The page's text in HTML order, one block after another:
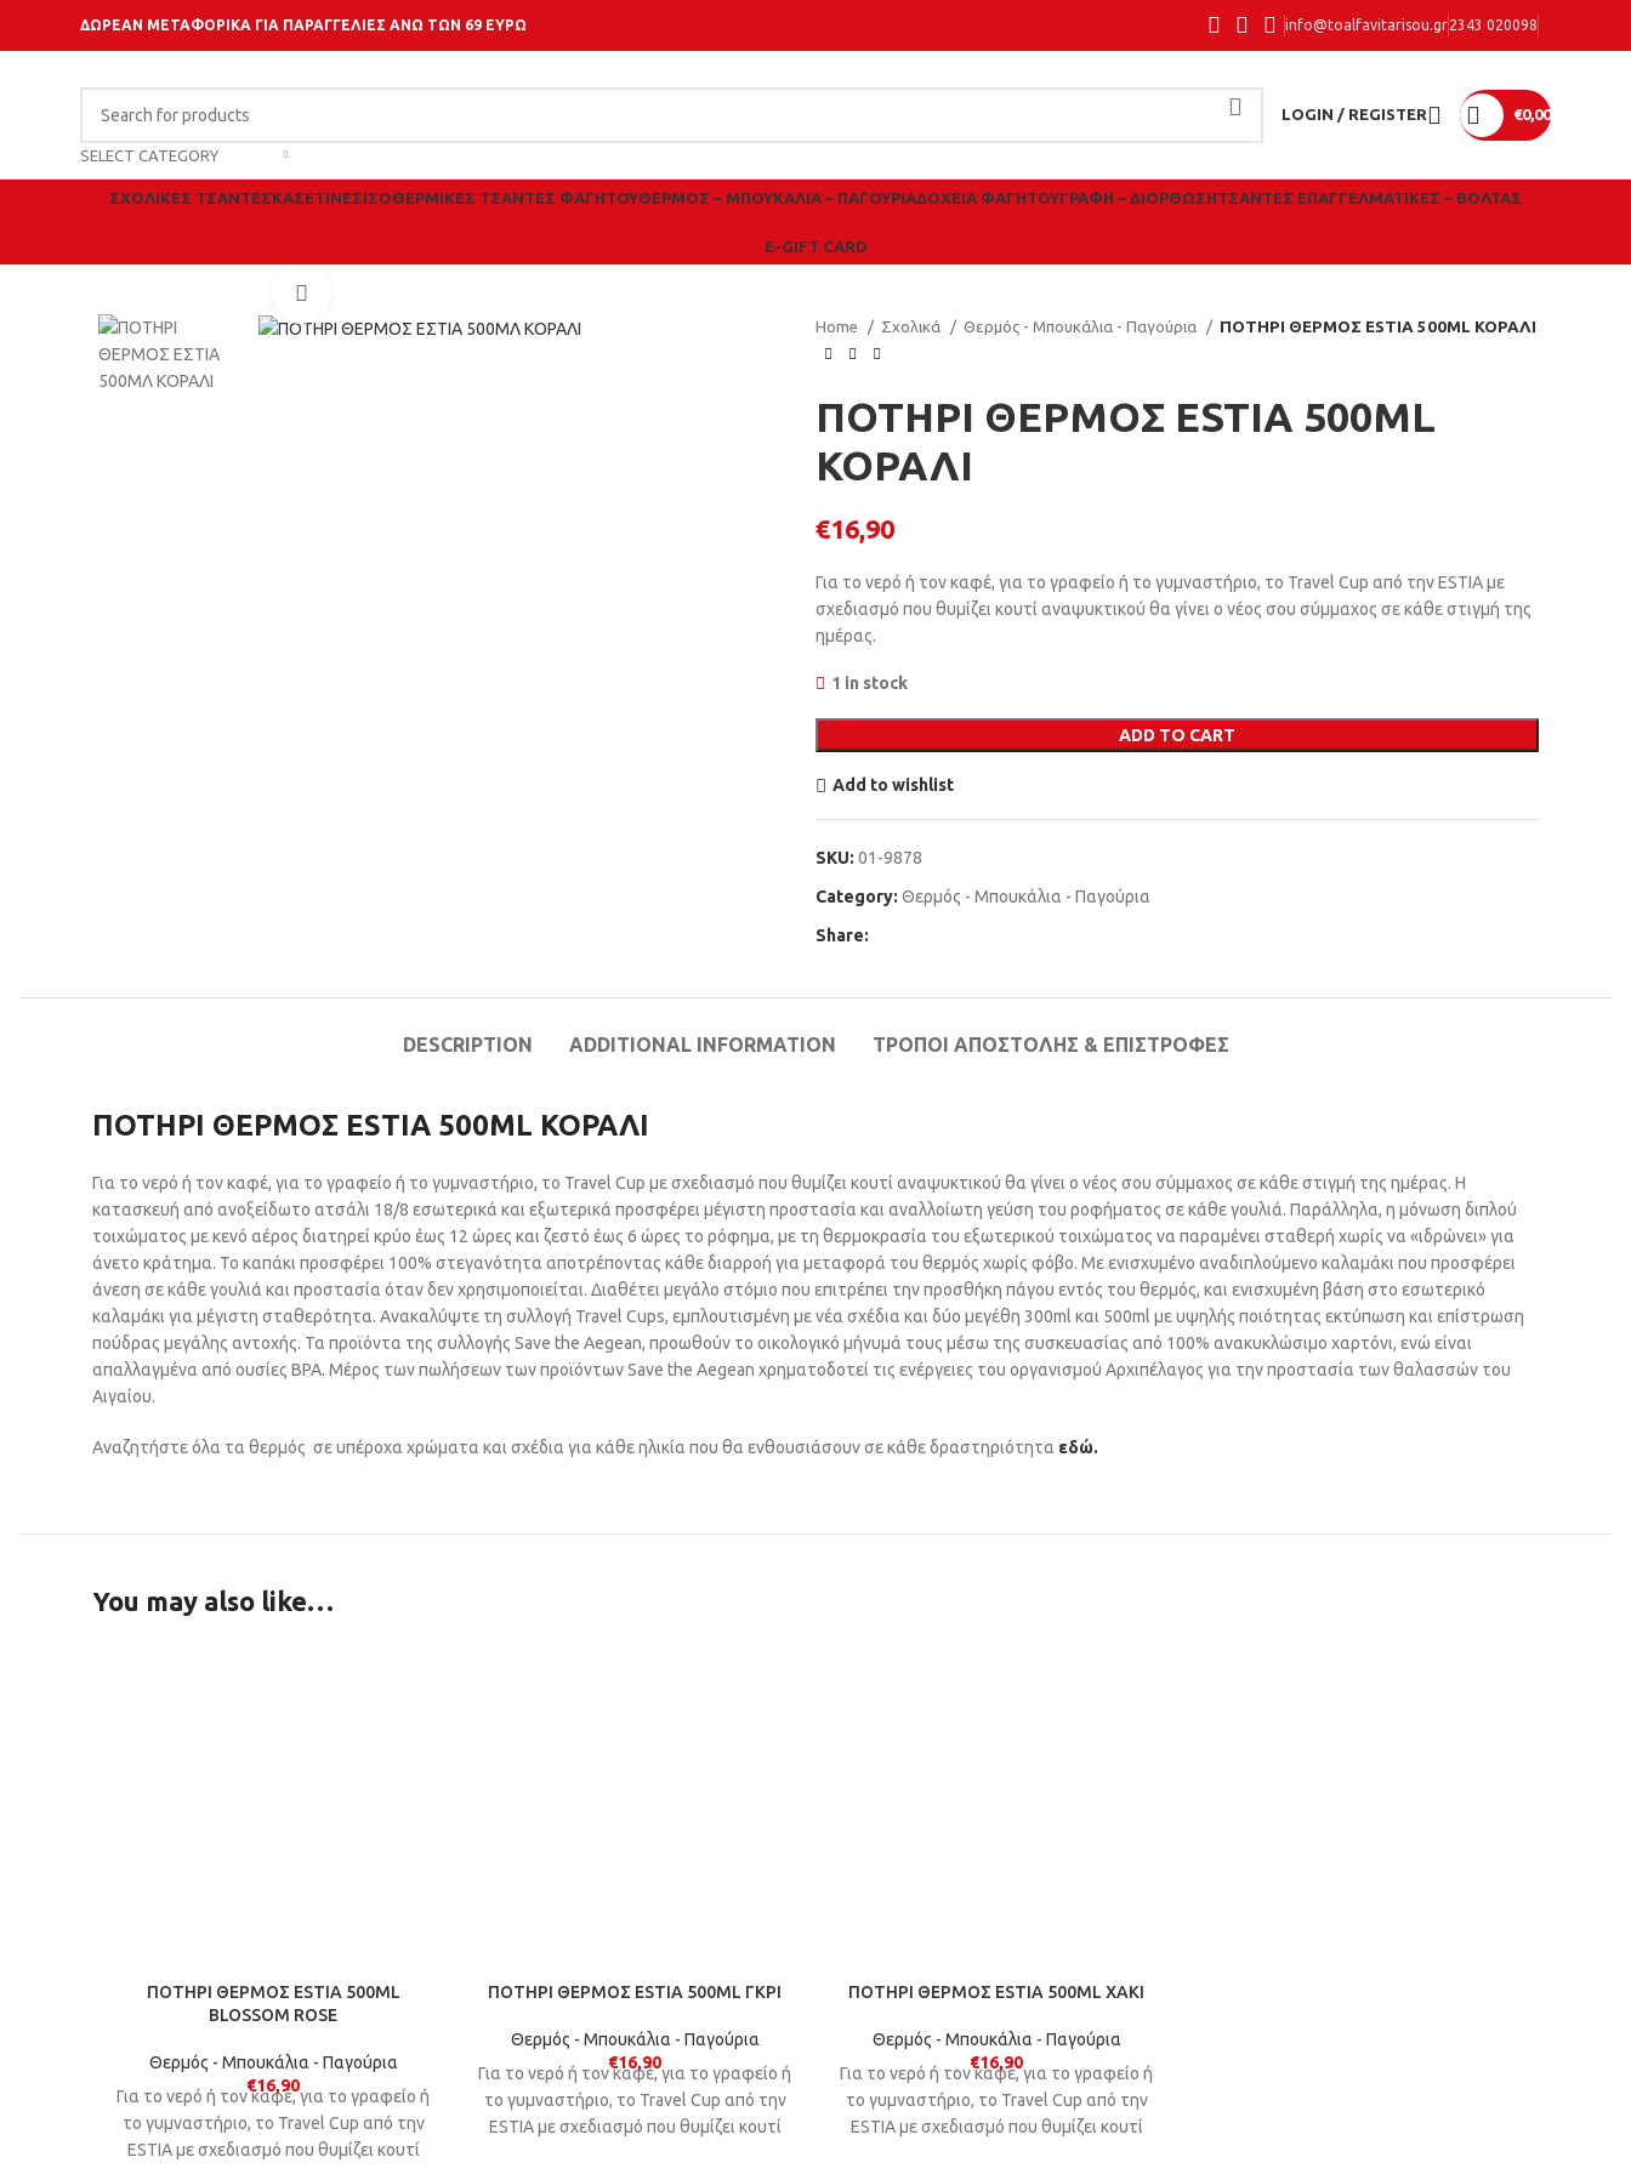
ΔΩΡΕΑΝ ΜΕΤΑΦΟΡΙΚΑ ΓΙΑ ΠΑΡΑΓΓΕΛΙΕΣ ΑΝΩ ΤΩΝ 69 ΕΥΡΩ info@toalfavitarisou.gr2343 020098
SELECT CATEGORY
LOGIN / REGISTER €0,00
ΣΧΟΛΙΚΈΣ ΤΣΆΝΤΕΣΚΑΣΕΤΊΝΕΣΙΣΟΘΕΡΜΙΚΈΣ ΤΣΆΝΤΕΣ ΦΑΓΗΤΟΎΘΕΡΜΌΣ – ΜΠΟΥΚΆΛΙΑ – ΠΑΓΟΎΡΙΑΔΟΧΕΊΑ ΦΑΓΗΤΟΎΓΡΑΦΉ – ΔΙΌΡΘΩΣΗΤΣΆΝΤΕΣ ΕΠΑΓΓΕΛΜΑΤΙΚΈΣ – ΒΌΛΤΑΣ
E-GIFT CARD
Home Σχολικά Θερμός - Μπουκάλια - Παγούρια ΠΟΤΗΡΙ ΘΕΡΜΟΣ ESTIA 500ML ΚΟΡΑΛΙ
ΠΟΤΗΡΙ ΘΕΡΜΟΣ ESTIA 500ML
ΚΟΡΑΛΙ
€16,90
Για το νερό ή τον καφέ, για το γραφείο ή το γυμναστήριο, το Travel Cup από την ΕSTIA με
σχεδιασμό που θυμίζει κουτί αναψυκτικού θα γίνει ο νέος σου σύμμαχος σε κάθε στιγμή της
ημέρας.
1 in stock
ADD TO CART
Add to wishlist
SKU: 01-9878
Category: Θερμός - Μπουκάλια - Παγούρια
Share:
DESCRIPTION ADDITIONAL INFORMATION ΤΡΌΠΟΙ ΑΠΟΣΤΟΛΉΣ & ΕΠΙΣΤΡΟΦΈΣ
ΠΟΤΗΡΙ ΘΕΡΜΟΣ ESTIA 500ML ΚΟΡΑΛΙ
Για το νερό ή τον καφέ, για το γραφείο ή το γυμναστήριο, το Travel Cup με σχεδιασμό που θυμίζει κουτί αναψυκτικού θα γίνει ο νέος σου σύμμαχος σε κάθε στιγμή της ημέρας. Η
κατασκευή από ανοξείδωτο ατσάλι 18/8 εσωτερικά και εξωτερικά προσφέρει μέγιστη προστασία και αναλλοίωτη γεύση του ροφήματος σε κάθε γουλιά. Παράλληλα, η μόνωση διπλού
τοιχώματος με κενό αέρος διατηρεί κρύο έως 12 ώρες και ζεστό έως 6 ώρες το ρόφημα, με τη θερμοκρασία του εξωτερικού τοιχώματος να παραμένει σταθερή χωρίς να «ιδρώνει» για
άνετο κράτημα. Το καπάκι προσφέρει 100% στεγανότητα αποτρέποντας κάθε διαρροή για μεταφορά του θερμός χωρίς φόβο. Με ενισχυμένο αναδιπλούμενο καλαμάκι που προσφέρει
άνεση σε κάθε γουλιά και προστασία όταν δεν χρησιμοποιείται. Διαθέτει μεγάλο στόμιο που επιτρέπει την προσθήκη πάγου εντός του θερμός, και ενισχυμένη βάση στο εσωτερικό
καλαμάκι για μέγιστη σταθερότητα. Ανακαλύψτε τη συλλογή Travel Cups, εμπλουτισμένη με νέα σχέδια και δύο μεγέθη 300ml και 500ml με υψηλής ποιότητας εκτύπωση και επίστρωση
πούδρας μεγάλης αντοχής. Τα προϊόντα της συλλογής Save the Aegean, προωθούν το οικολογικό μήνυμά τους μέσω της συσκευασίας από 100% ανακυκλώσιμο χαρτόνι, ενώ είναι
απαλλαγμένα από ουσίες BPA. Μέρος των πωλήσεων των προϊόντων Save the Aegean χρηματοδοτεί τις ενέργειες του οργανισμού Αρχιπέλαγος για την προστασία των θαλασσών του
Αιγαίου.
Αναζητήστε όλα τα θερμός σε υπέροχα χρώματα και σχέδια για κάθε ηλικία που θα ενθουσιάσουν σε κάθε δραστηριότητα εδώ.
You may also like…
ΠΟΤΗΡΙ ΘΕΡΜΟΣ ESTIA 500ML
BLOSSOM ROSE
Θερμός - Μπουκάλια - Παγούρια
€16,90
Για το νερό ή τον καφέ, για το γραφείο ή
το γυμναστήριο, το Travel Cup από την
ESTIA με σχεδιασμό που θυμίζει κουτί
ΠΟΤΗΡΙ ΘΕΡΜΟΣ ESTIA 500ML ΓΚΡΙ
Θερμός - Μπουκάλια - Παγούρια
€16,90
Για το νερό ή τον καφέ, για το γραφείο ή
το γυμναστήριο, το Travel Cup από την
ΕSTIA με σχεδιασμό που θυμίζει κουτί
ΠΟΤΗΡΙ ΘΕΡΜΟΣ ESTIA 500ML ΧΑΚΙ
Θερμός - Μπουκάλια - Παγούρια
€16,90
Για το νερό ή τον καφέ, για το γραφείο ή
το γυμναστήριο, το Travel Cup από την
ΕSTIA με σχεδιασμό που θυμίζει κουτί